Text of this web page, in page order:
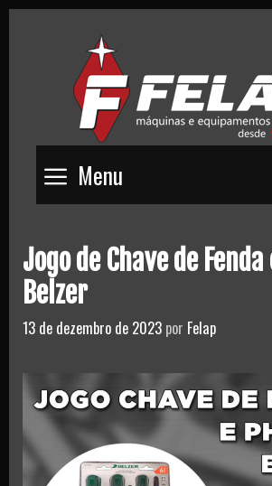
Menu
Jogo de Chave de
Belzer
13 de dezembro de 2023 por Felap